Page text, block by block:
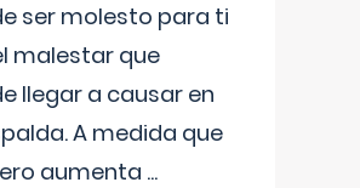
ser molesto para ti
malestar que
llegar a causar en
A medida que
aumenta ...